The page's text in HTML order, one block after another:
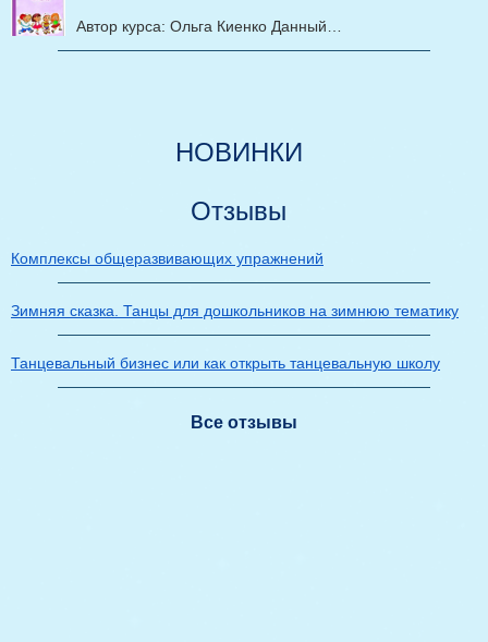
Автор курса: Ольга Киенко Данный…
НОВИНКИ
Отзывы
Комплексы общеразвивающих упражнений
Зимняя сказка. Танцы для дошкольников на зимнюю тематику
Танцевальный бизнес или как открыть танцевальную школу
Все отзывы